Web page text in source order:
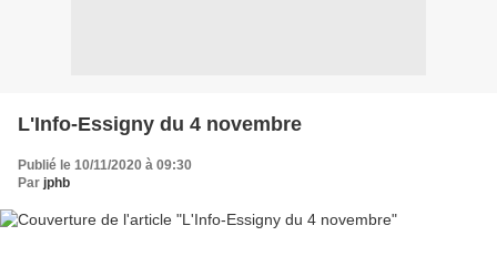
L'Info-Essigny du 4 novembre
Publié le 10/11/2020 à 09:30
Par jphb